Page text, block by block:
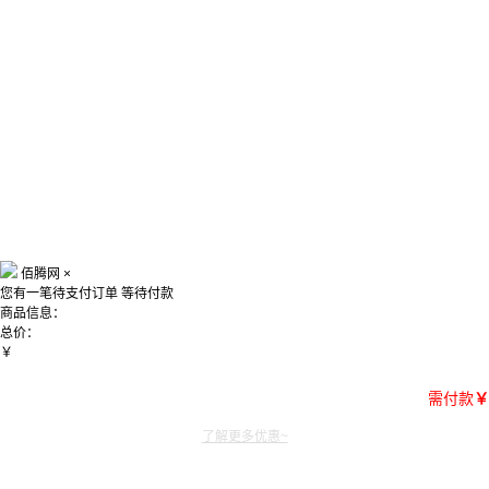
佰腾网 ×
您有一笔待支付订单 等待付款
商品信息：
总价：
￥
需付款￥
了解更多优惠~